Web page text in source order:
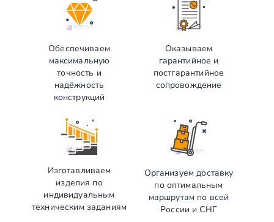
Обеспечиваем
максимальную
точность и
надёжность
конструкций
Оказываем
гарантийное и
постгарантийное
сопровождение
Изготавливаем
изделия по
индивидуальным
техническим заданиям
Организуем доставку
по оптимальным
маршрутам по всей
России и СНГ